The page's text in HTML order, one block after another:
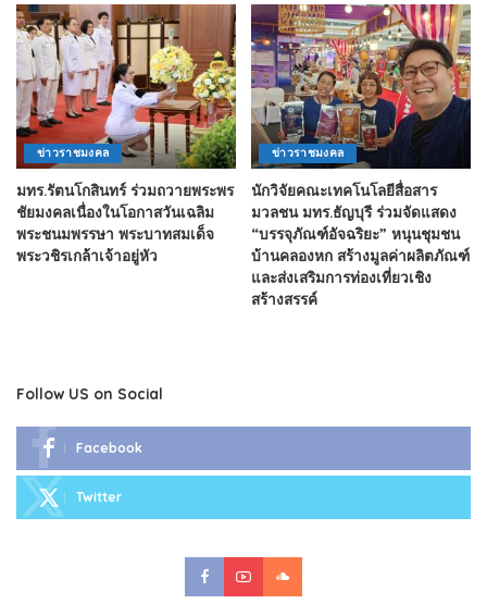
ข่าวราชมงคล
มทร.รัตนโกสินทร์ ร่วมถวายพระพร
ชัยมงคลเนื่องในโอกาสวันเฉลิม
พระชนมพรรษา พระบาทสมเด็จ
พระวชิรเกล้าเจ้าอยู่หัว
ข่าวราชมงคล
นักวิจัยคณะเทคโนโลยีสื่อสาร
มวลชน มทร.ธัญบุรี ร่วมจัดแสดง
“บรรจุภัณฑ์อัจฉริยะ” หนุนชุมชน
บ้านคลองหก สร้างมูลค่าผลิตภัณฑ์
และส่งเสริมการท่องเที่ยวเชิง
สร้างสรรค์
Follow US on Social
Facebook
Twitter